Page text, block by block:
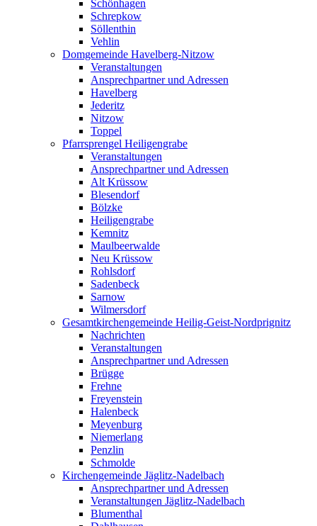
Schönhagen
Schrepkow
Söllenthin
Vehlin
Domgemeinde Havelberg-Nitzow
Veranstaltungen
Ansprechpartner und Adressen
Havelberg
Jederitz
Nitzow
Toppel
Pfarrsprengel Heiligengrabe
Veranstaltungen
Ansprechpartner und Adressen
Alt Krüssow
Blesendorf
Bölzke
Heiligengrabe
Kemnitz
Maulbeerwalde
Neu Krüssow
Rohlsdorf
Sadenbeck
Sarnow
Wilmersdorf
Gesamtkirchengemeinde Heilig-Geist-Nordprignitz
Nachrichten
Veranstaltungen
Ansprechpartner und Adressen
Brügge
Frehne
Freyenstein
Halenbeck
Meyenburg
Niemerlang
Penzlin
Schmolde
Kirchengemeinde Jäglitz-Nadelbach
Ansprechpartner und Adressen
Veranstaltungen Jäglitz-Nadelbach
Blumenthal